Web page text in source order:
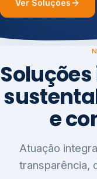
Ver Soluções
e
Atuação
transparência,